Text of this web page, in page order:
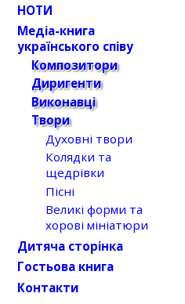
НОТИ
Медіа-книга
українського співу
Композитори
Диригенти
Виконавці
Твори
Духовні твори
Колядки та
щедрівки
Пісні
Великі форми та
хорові мініатюри
Дитяча сторінка
Гостьова книга
Контакти